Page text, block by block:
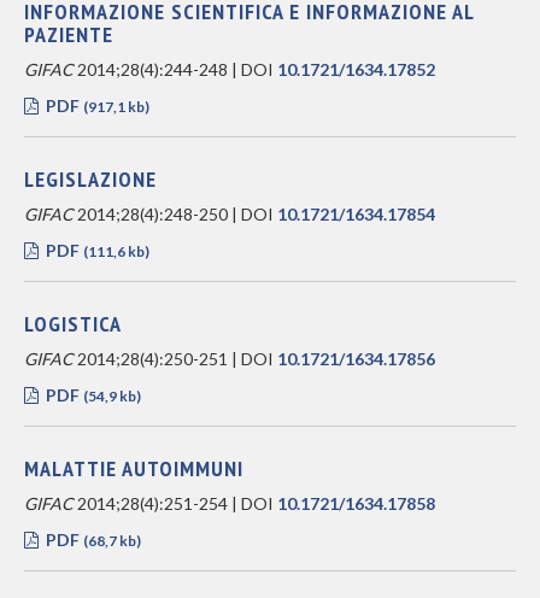
INFORMAZIONE SCIENTIFICA E INFORMAZIONE AL
PAZIENTE
GIFAC2014;28(4):244-248 | DOI 10.1721/1634.17852
PDF (917,1 kb)
LEGISLAZIONE
GIFAC2014;28(4):248-250 | DOI 10.1721/1634.17854
PDF (111,6 kb)
LOGISTICA
GIFAC2014;28(4):250-251 | DOI 10.1721/1634.17856
PDF (54,9 kb)
MALATTIE AUTOIMMUNI
GIFAC2014;28(4):251-254 | DOI 10.1721/1634.17858
PDF (68,7 kb)